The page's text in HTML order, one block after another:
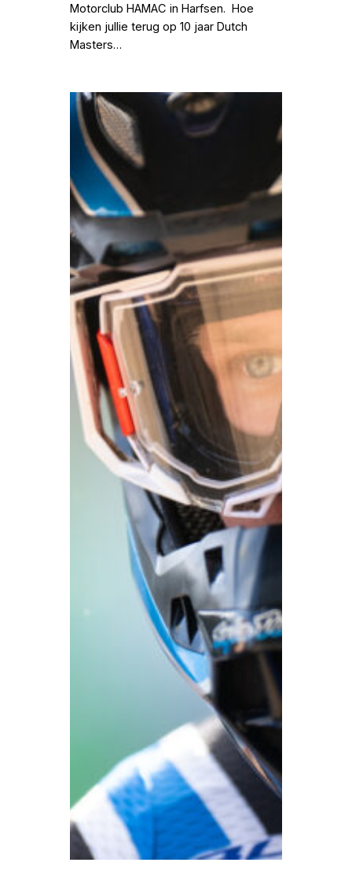
Motorclub HAMAC in Harfsen. Hoe
kijken jullie terug op 10 jaar Dutch
Masters…